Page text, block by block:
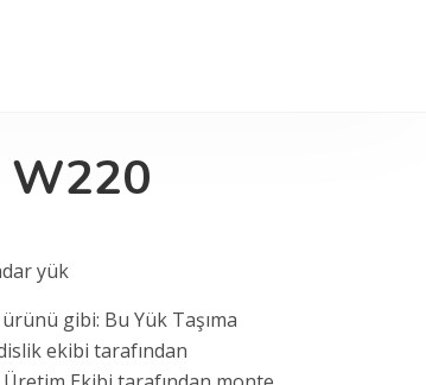
W220
yük
gibi: Bu Yük Taşıma
ekibi tarafından